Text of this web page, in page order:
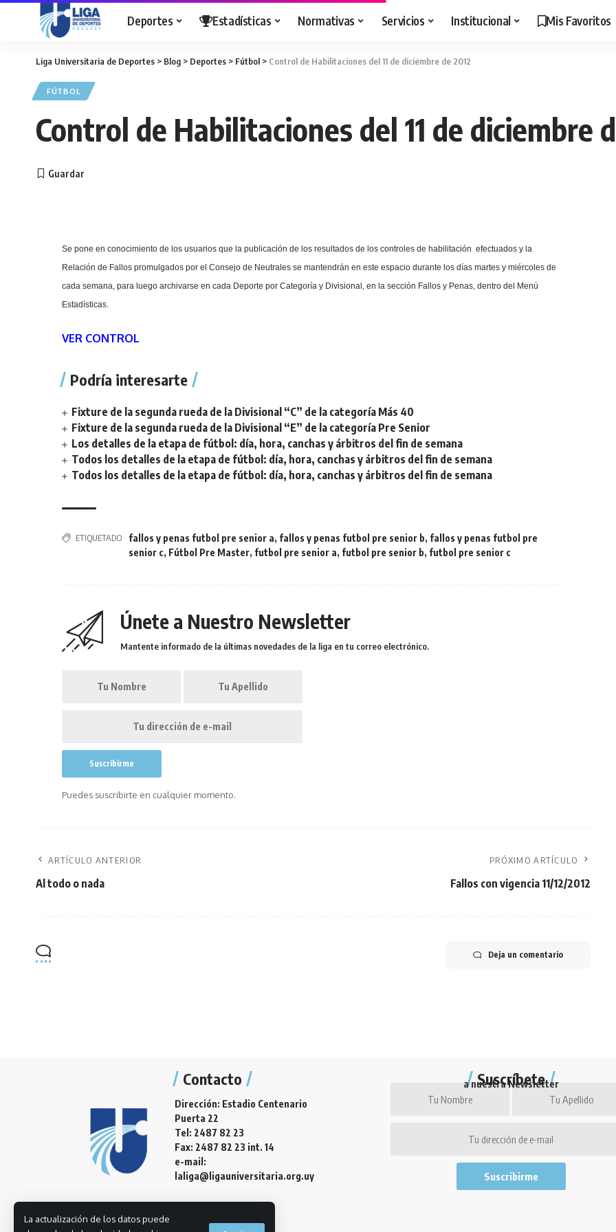
La actualización de los datos puede
Deportes Estadísticas Normativas Servicios Institucional Mis Favoritos
Liga Universitaria de Deportes > Blog > Deportes > Fútbol > Control de Habilitaciones del 11 de diciembre de 2012
FÚTBOL
Control de Habilitaciones del 11 de diciembre
Se pone en conocimiento de los usuarios que la publicación de los resultados de los controles de habilitación efectuados y la
Relación de Fallos promulgados por el Consejo de Neutrales se mantendrán en este espacio durante los días martes y miércoles de
cada semana, para luego archivarse en cada Deporte por Categoría y Divisional, en la sección Fallos y Penas, dentro del Menú
Estadísticas.
VER CONTROL
Podría interesarte
Fixture de la segunda rueda de la Divisional “C” de la categoría Más 40
Fixture de la segunda rueda de la Divisional “E” de la categoría Pre Senior
Los detalles de la etapa de fútbol: día, hora, canchas y árbitros del fin de semana
Todos los detalles de la etapa de fútbol: día, hora, canchas y árbitros del fin de semana
Todos los detalles de la etapa de fútbol: día, hora, canchas y árbitros del fin de semana
ETIQUETADO fallos y penas futbol pre senior a, fallos y penas futbol pre senior b, fallos y penas futbol pre
senior c, Fútbol Pre Master, futbol pre senior a, futbol pre senior b, futbol pre senior c
Únete a Nuestro Newsletter
Mantente informado de la últimas novedades de la liga en tu correo electrónico.
Puedes suscribirte en cualquier momento.
ARTÍCULO ANTERIOR
Al todo o nada
PRÓXIMO ARTÍCULO
Fallos con vigencia 11/12/2012
Deja un comentario
Contacto
Dirección: Estadio Centenario
Puerta 22
Tel: 2487 82 23
Fax: 2487 82 23 int. 14
e-mail:
laliga@ligauniversitaria.org.uy
Suscríbete
a nuestra Newsletter